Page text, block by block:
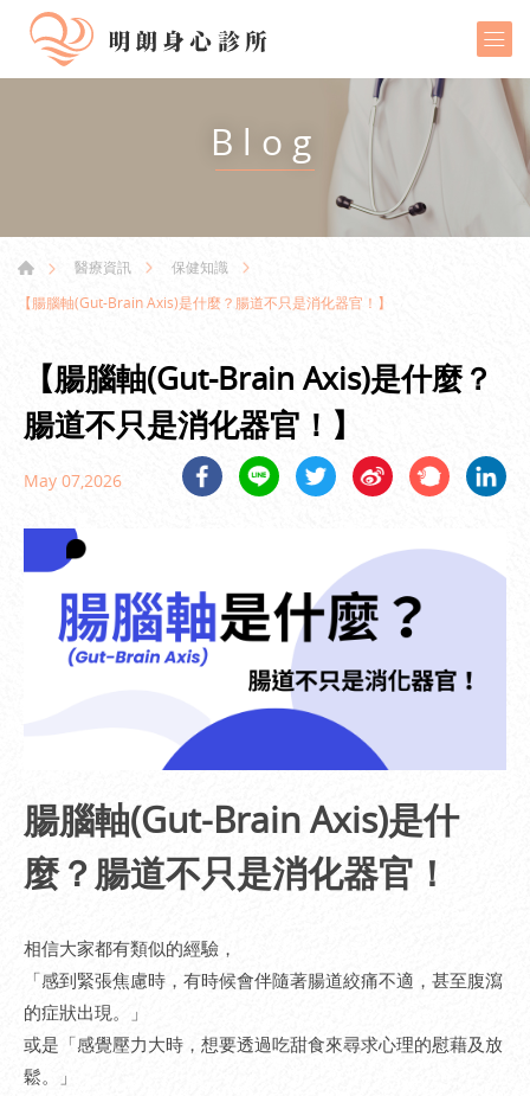
Blog
醫療資訊
保健知識
【腸腦軸(Gut-Brain Axis)是什麼？腸道不只是消化器官！】
【腸腦軸(Gut-Brain Axis)是什麼？
腸道不只是消化器官！】
May 07,2026
腸腦軸(Gut-Brain Axis)是什
麼？腸道不只是消化器官！
相信大家都有類似的經驗，
「感到緊張焦慮時，有時候會伴隨著腸道絞痛不適，甚至腹瀉
的症狀出現。」
或是「感覺壓力大時，想要透過吃甜食來尋求心理的慰藉及放
鬆。」